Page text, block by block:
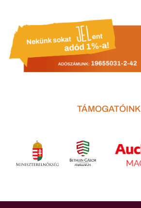
TÁMOGATÓINK